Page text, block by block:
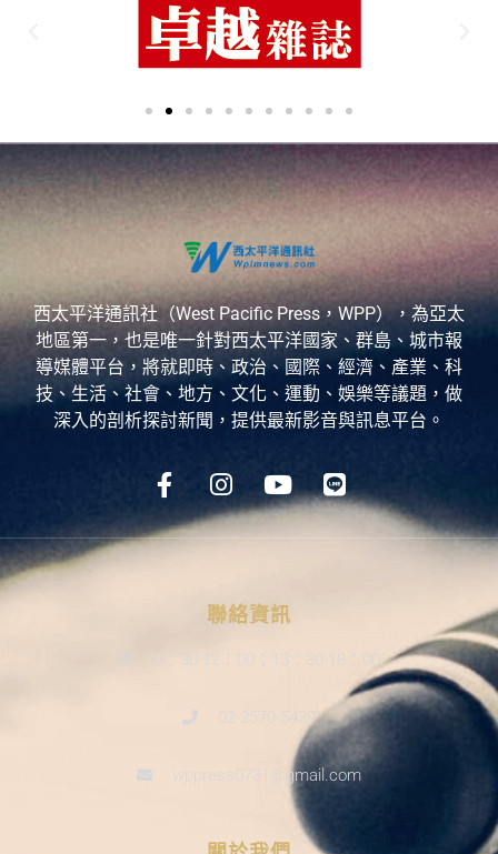
西太平洋通訊社（West Pacific Press，WPP），為亞太
地區第一，也是唯一針對西太平洋國家、群島、城市報
導媒體平台，將就即時、政治、國際、經濟、產業、科
技、生活、社會、地方、文化、運動、娛樂等議題，做
深入的剖析探討新聞，提供最新影音與訊息平台。
聯絡資訊
9：30-12：00；13：30-18：00
02-2570-5439
wppress0731@gmail.com